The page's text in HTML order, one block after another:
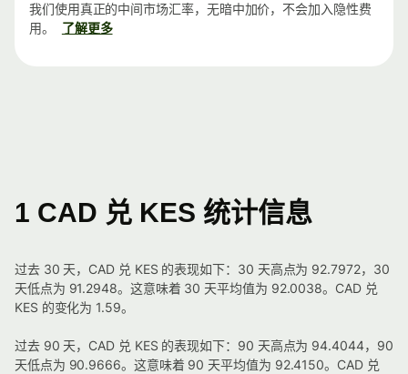
我们使用真正的中间市场汇率，无暗中加价，不会加入隐性费
用。
了解更多
1 CAD 兑 KES 统计信息
过去 30 天，CAD 兑 KES 的表现如下：30 天高点为 92.7972，30
天低点为 91.2948。这意味着 30 天平均值为 92.0038。CAD 兑
KES 的变化为 1.59。
过去 90 天，CAD 兑 KES 的表现如下：90 天高点为 94.4044，90
天低点为 90.9666。这意味着 90 天平均值为 92.4150。CAD 兑